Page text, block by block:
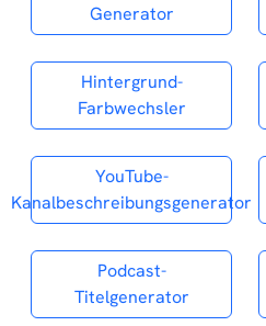
Generator
Hintergrund-
Farbwechsler
YouTube-
Kanalbeschreibungsgenerator
Podcast-
Titelgenerator